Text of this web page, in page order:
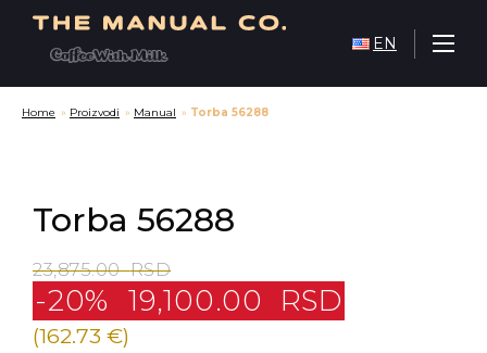
EN
Home » Proizvodi » Manual » Torba 56288
Torba 56288
23,875.00RSD
-20% 19,100.00 RSD
(162.73 €)